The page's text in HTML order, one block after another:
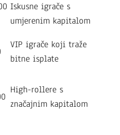
Iskusne igrače s
umjerenim kapitalom
VIP igrače koji traže
bitne isplate
High-rollere s
značajnim kapitalom